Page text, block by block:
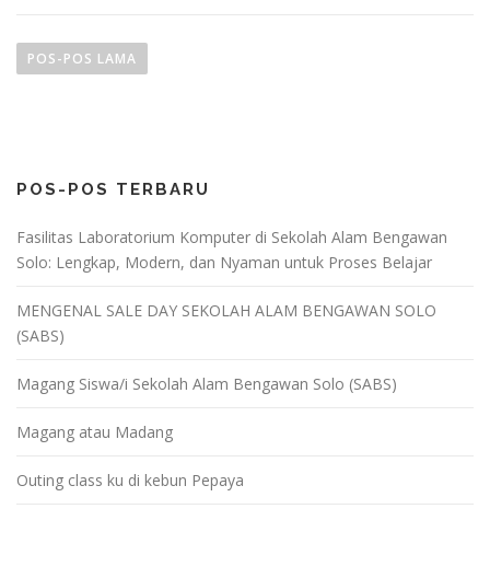
a
s
i
p
s
POS-POS LAMA
POS-POS TERBARU
Fasilitas Laboratorium Komputer di Sekolah Alam Bengawan
Solo: Lengkap, Modern, dan Nyaman untuk Proses Belajar
MENGENAL SALE DAY SEKOLAH ALAM BENGAWAN SOLO
(SABS)
Magang Siswa/i Sekolah Alam Bengawan Solo (SABS)
Magang atau Madang
Outing class ku di kebun Pepaya